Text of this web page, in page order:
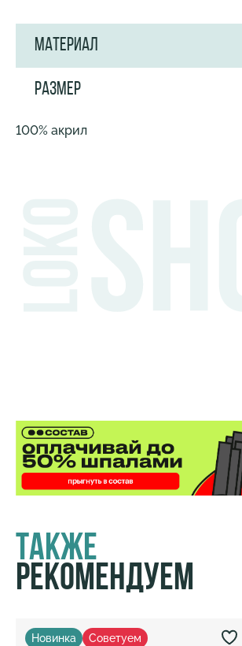
МАТЕРИАЛ
РАЗМЕР
100% акрил
Также
Рекомендуем
Новинка Советуем